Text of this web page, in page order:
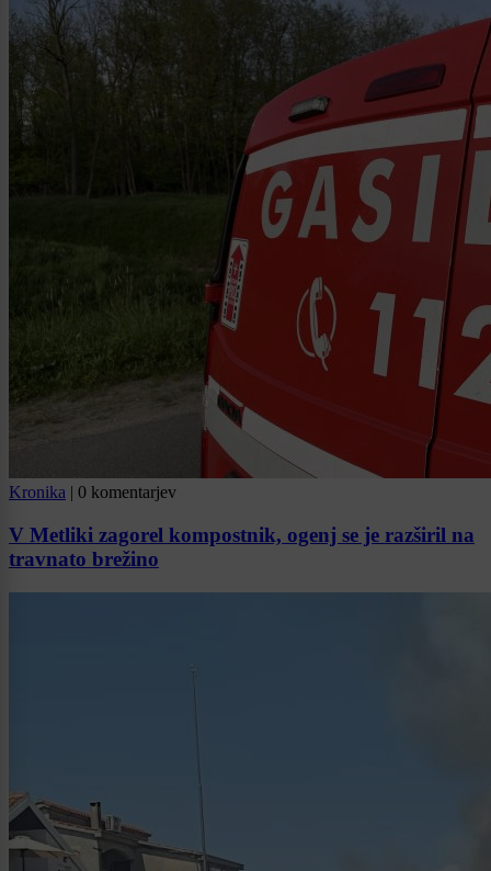
Kronika 0 komentarjev
V Metliki zagorel kompostnik, ogenj se je razširil na
travnato brežino